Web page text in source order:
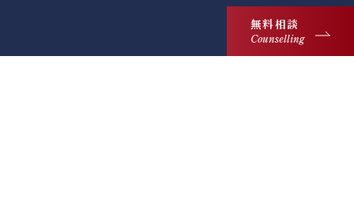
無料相談
Counselling